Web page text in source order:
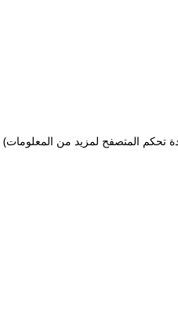
تحكم المتصفح لمزيد من المعلومات)